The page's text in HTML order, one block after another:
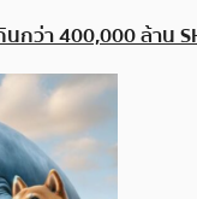
กว่า 400,000 ล้าน